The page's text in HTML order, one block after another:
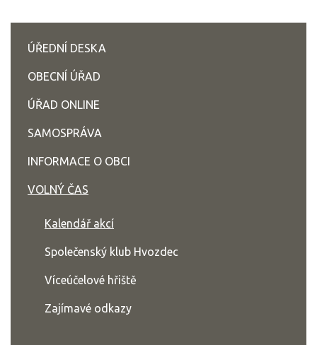
ÚŘEDNÍ DESKA
OBECNÍ ÚŘAD
ÚŘAD ONLINE
SAMOSPRÁVA
INFORMACE O OBCI
VOLNÝ ČAS
Kalendář akcí
Společenský klub Hvozdec
Víceúčelové hřiště
Zajímavé odkazy